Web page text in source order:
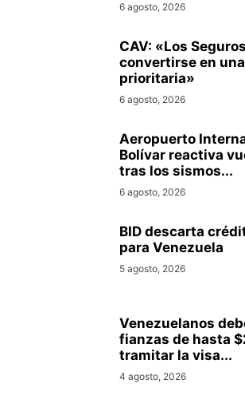
6 agosto, 2026
CAV: «Los
convertirse en
prioritaria»
6 agosto, 2026
Aeropuerto
Bolívar reactiva
tras los sismos...
6 agosto, 2026
BID descarta
para Venezuela
5 agosto, 2026
Venezuelanos
fianzas de hasta
tramitar la visa...
4 agosto, 2026